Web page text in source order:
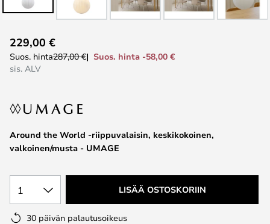
to
the
the
gallery
Around the World -riippuvalaisin, keskikokoinen,
valkoinen/musta - UMAGE
229,00 €
Suos. hinta287,00 €
Suos. hinta -58,00 €
sis. ALV
1 LISÄÄ OSTOSKORIIN
30 päivän palautusoikeus